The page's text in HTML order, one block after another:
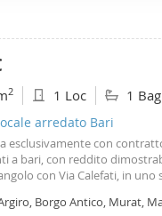
Condividiamo
di analisi dei
che ha fornito loro
ecc. Per info contattatemi
Classe energetica g
2 1 Loc 1
arredato Bari
esclusivamente con
a bari, con reddito
con Via Calefati, in
si ferma all'ottavo)
Borgo Antico, Murat,